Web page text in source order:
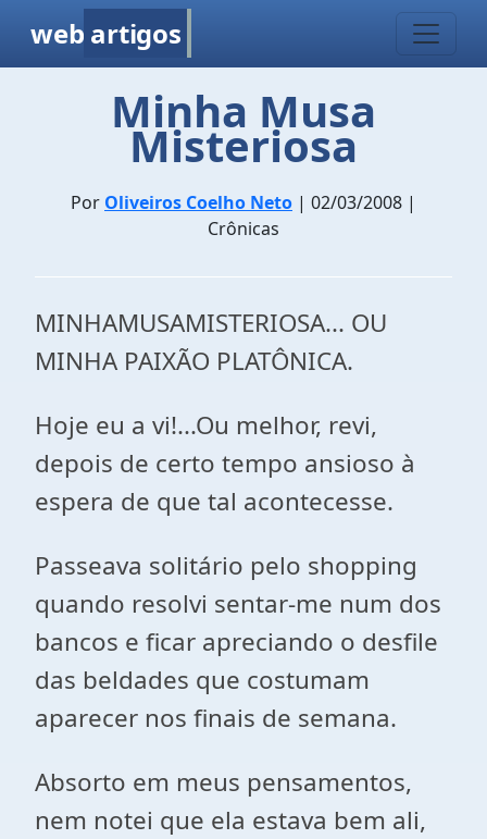
web artigos
Minha Musa
Misteriosa
Por Oliveiros Coelho Neto | 02/03/2008 |
Crônicas
MINHAMUSAMISTERIOSA... OU
MINHA PAIXÃO PLATÔNICA.
Hoje eu a vi!...Ou melhor, revi,
depois de certo tempo ansioso à
espera de que tal acontecesse.
Passeava solitário pelo shopping
quando resolvi sentar-me num dos
bancos e ficar apreciando o desfile
das beldades que costumam
aparecer nos finais de semana.
Absorto em meus pensamentos,
nem notei que ela estava bem ali,